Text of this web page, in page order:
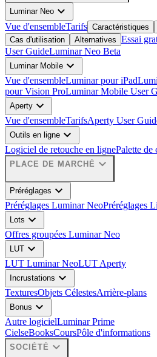
Luminar Neo expand_more
Vue d'ensembleTarifs Caractéristiques
Cas d'utilisation
Alternatives Essai
User GuideLuminar Neo Beta
Luminar Mobile expand_more
Vue d'ensembleLuminar pour iPad
pour Vision ProLuminar Mobile User
Aperty expand_more
Vue d'ensembleTarifsAperty User
Outils en ligne expand_more
Logiciel de retouche en lignePalette de
PLACE DE MARCHÉ expand_more
Préréglages expand_more
Préréglages Luminar NeoPréréglages
Lots expand_more
Offres groupées Luminar Neo
LUT expand_more
LUT Luminar NeoLUT Aperty
Incrustations expand_more
TexturesObjets CélestesArrière-plans
Bonus expand_more
Autre logicielLuminar Prime
CielseBooksCoursPôle d'informations
SOCIÉTÉ expand_more